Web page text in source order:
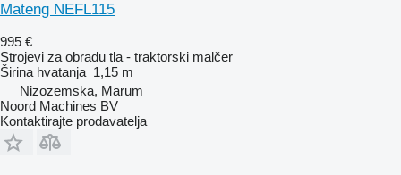
Mateng NEFL115
995 €
Strojevi za obradu tla - traktorski malčer
Širina hvatanja 1,15 m
Nizozemska, Marum
Noord Machines BV
Kontaktirajte prodavatelja